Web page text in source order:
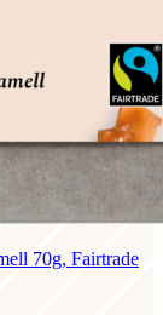
70g, Fairtrade